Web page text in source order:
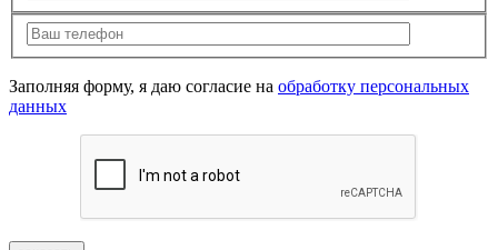
Заполняя форму, я даю согласие на обработку персональных
данных